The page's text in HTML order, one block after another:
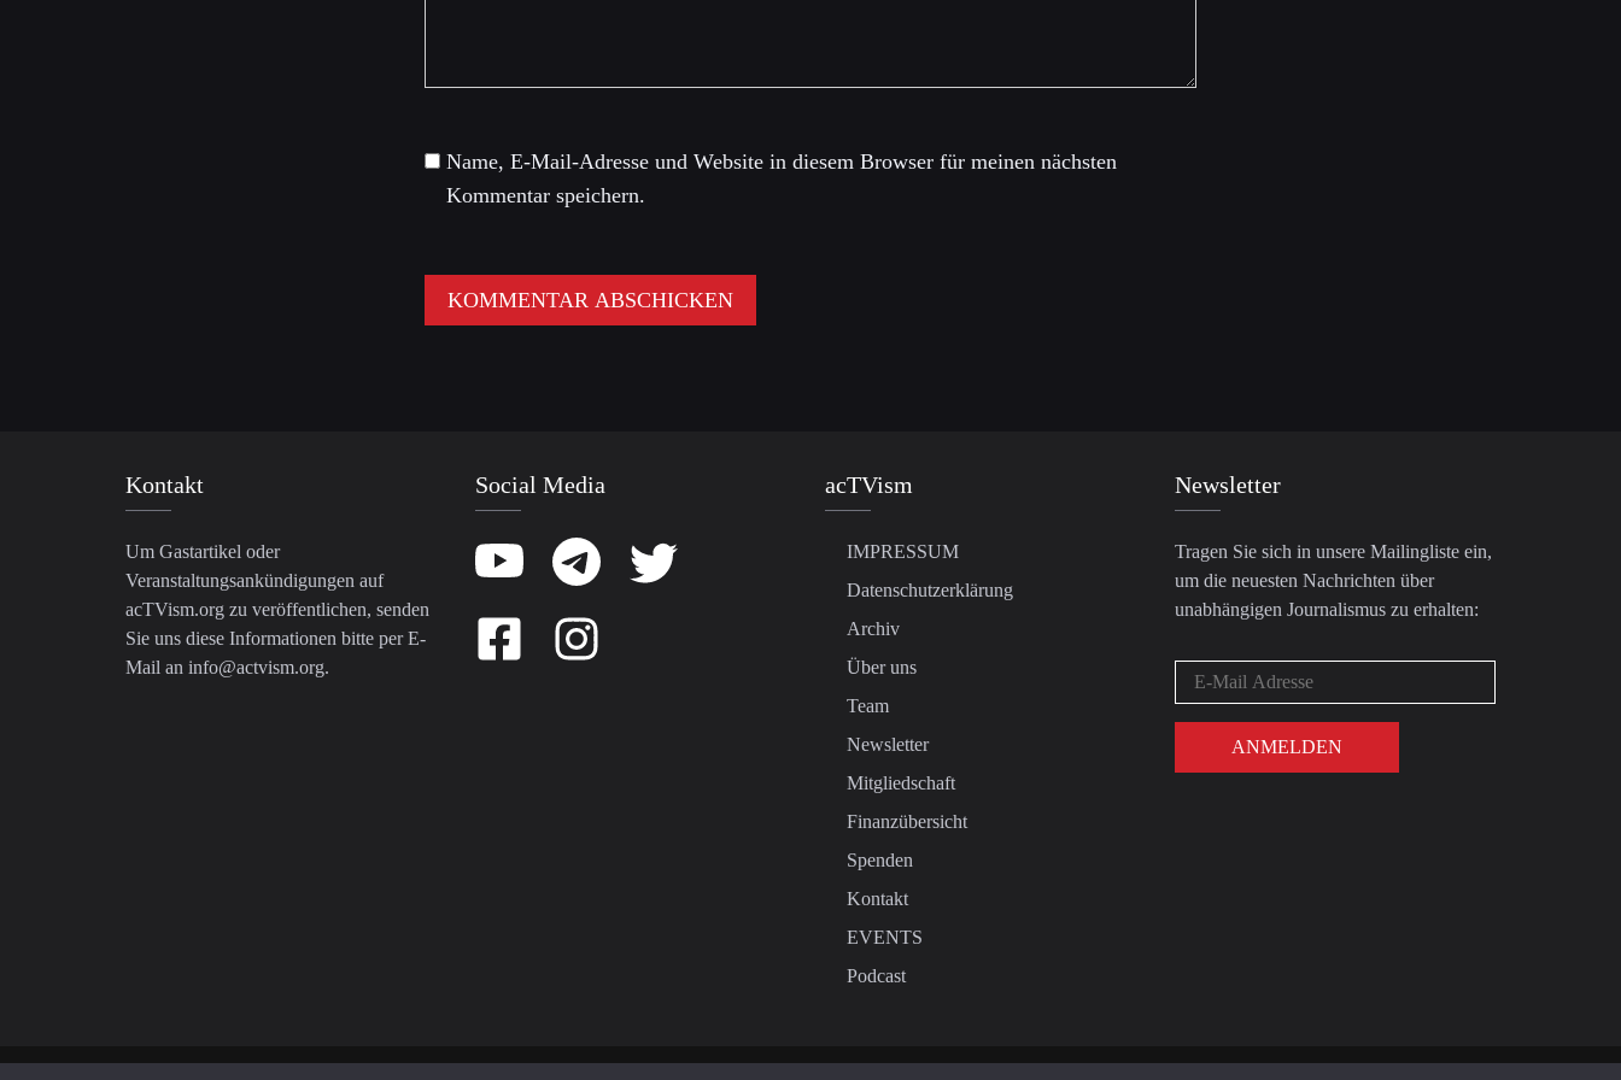
Name, E-Mail-Adresse und Website in diesem Browser für meinen nächsten
Kommentar speichern.
Kontakt
Um Gastartikel oder
Veranstaltungsankündigungen auf
acTVism.org zu veröffentlichen, senden
Sie uns diese Informationen bitte per E-
Mail an info@actvism.org.
Social Media acTVism
IMPRESSUM
Datenschutzerklärung
Archiv
Über uns
Team
Newsletter
Mitgliedschaft
Finanzübersicht
Spenden
Kontakt
EVENTS
Podcast
Newsletter
Tragen Sie sich in unsere Mailingliste ein,
um die neuesten Nachrichten über
unabhängigen Journalismus zu erhalten: